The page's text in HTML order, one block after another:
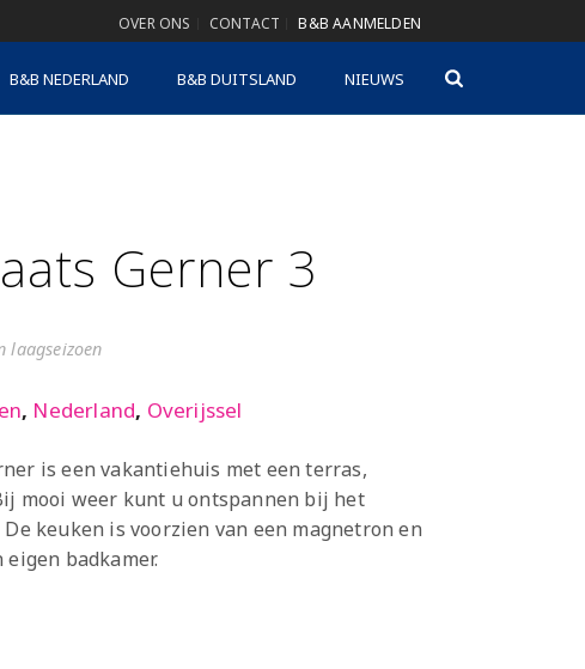
OVER ONS CONTACT B&B AANMELDEN
B&B NEDERLAND B&B DUITSLAND NIEUWS
Gerner 3
laagseizoen
, Nederland, Overijssel
is een vakantiehuis met een terras,
mooi weer kunt u ontspannen bij het
keuken is voorzien van een magnetron en
badkamer.